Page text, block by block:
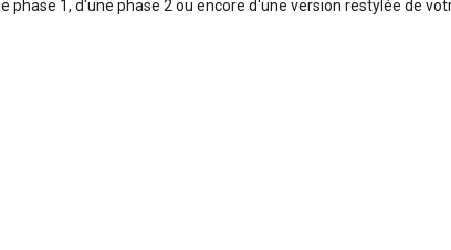
1, d'une phase 2 ou encore d'une version restylée de